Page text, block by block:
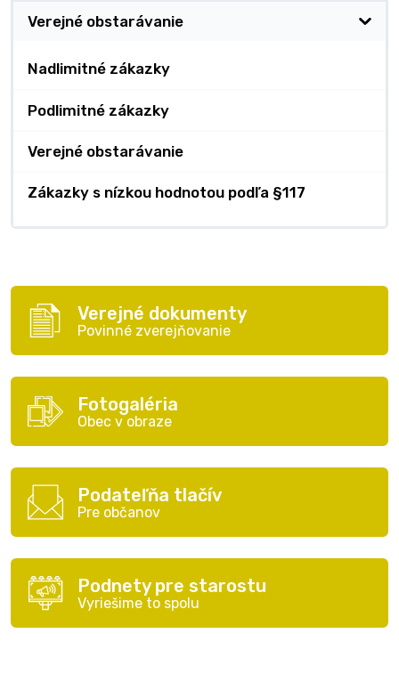
Verejné obstarávanie
Nadlimitné zákazky
Podlimitné zákazky
Verejné obstarávanie
Zákazky s nízkou hodnotou podľa §117
Verejné dokumenty
Povinné zverejňovanie
Fotogaléria
Obec v obraze
Podateľňa tlačív
Pre občanov
Podnety pre starostu
Vyriešime to spolu